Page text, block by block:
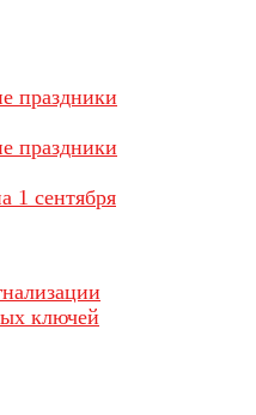
праздники
праздники
1 сентября
ключей